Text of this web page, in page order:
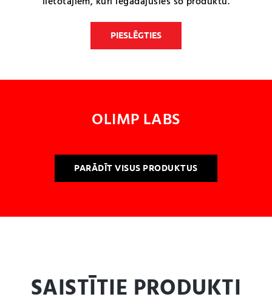
PIESLĒGTIES
OLIMP LABS
PARĀDĪT VISUS PRODUKTUS
SAISTĪTIE PRODUKTI